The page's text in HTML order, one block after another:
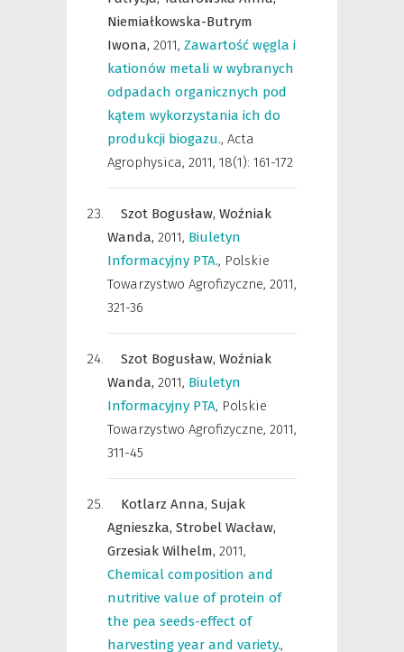
Niemiałkowska-Butrym
Iwona, 2011, Zawartość węgla i
kationów metali w wybranych
odpadach organicznych pod
kątem wykorzystania ich do
produkcji biogazu., Acta
Agrophysica, 2011, 18(1): 161-172
Szot Bogusław, Woźniak
Wanda, 2011, Biuletyn
Informacyjny PTA., Polskie
Towarzystwo Agrofizyczne, 2011,
321-36
Szot Bogusław, Woźniak
Wanda, 2011, Biuletyn
Informacyjny PTA, Polskie
Towarzystwo Agrofizyczne, 2011,
311-45
Kotlarz Anna, Sujak
Agnieszka, Strobel Wacław,
Grzesiak Wilhelm, 2011,
Chemical composition and
nutritive value of protein of
the pea seeds-effect of
harvesting year and variety.,